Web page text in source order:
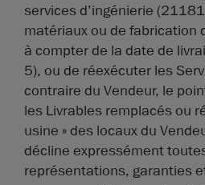
services d’ingénierie
matériaux ou de fabrication
à compter de la date de
5), ou de réexécuter les
contraire du Vendeur, le
les Livrables remplacés ou
usine » des locaux du
décline expressément
représentations, garanties